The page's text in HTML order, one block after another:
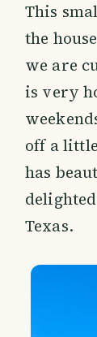
This
the
we are
is very
off a
has
Texas.